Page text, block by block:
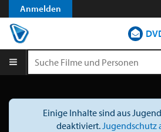
Anmelden
Einige Inhalte sind aus
deaktiviert.Jugendschutz